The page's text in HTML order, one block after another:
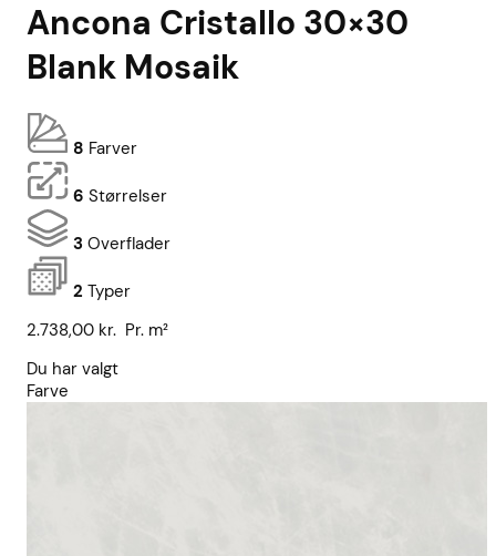
Ancona Cristallo 30×30
Blank Mosaik
8 Farver
6 Størrelser
3 Overflader
2 Typer
2.738,00 kr. Pr. m²
Du har valgt
Farve